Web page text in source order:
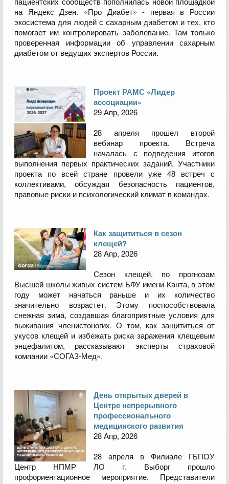
на Яндекс Дзен. «Про Диабет» - первая в России
экосистема для людей с сахарным диабетом и тех, кто
помогает им контролировать заболевание. Там только
проверенная информации об управлении сахарным
диабетом от ведущих экспертов России.
Проект РАМС «Лидер
ассоциации»
29 Апр, 2026
28 апреля прошел второй
вебинар проекта. Встреча
началась с подведения итогов
выполнения первых практических заданий. Участники
проекта по всей стране провели уже 48 встреч с
коллективами, обсуждая безопасность пациентов,
правовые риски и психологический климат в командах.
Как защититься в сезон
клещей?
28 Апр, 2026
Сезон клещей, по прогнозам
Высшей школы живых систем БФУ имени Канта, в этом
году может начаться раньше и их количество
значительно возрастет. Этому поспособствовала
снежная зима, создавшая благоприятные условия для
выживания членистоногих. О том, как защититься от
укусов клещей и избежать риска заражения клещевым
энцефалитом, рассказывают эксперты страховой
компании «СОГАЗ-Мед».
День открытых дверей в
Центре непрерывного
профессионального
медицинского развития
28 Апр, 2026
28 апреля в Филиале ГБПОУ
Центр НПМР ЛО г. Выборг прошло
профориентационное мероприятие. Представители